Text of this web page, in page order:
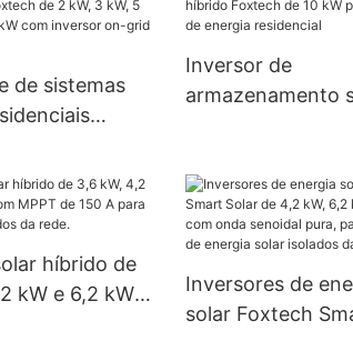
de sistemas
10 kW com
grid Growatt
Inversor de
armazenamento
residencial
híbrido de
kW e 6,2 kW
Inversores de
solar Foxtech